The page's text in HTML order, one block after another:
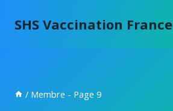
SHS Vaccination France
/ Membre - Page 9